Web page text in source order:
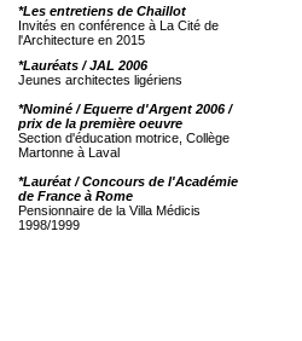
*Les entretiens de Chaillot
Invités en conférence à La Cité de
l'Architecture en 2015
*Lauréats / JAL 2006
Jeunes architectes ligériens
*Nominé / Equerre d'Argent 2006 /
prix de la première oeuvre
Section d'éducation motrice, Collège
Martonne à Laval
*Lauréat / Concours de l'Académie
de France à Rome
Pensionnaire de la Villa Médicis
1998/1999